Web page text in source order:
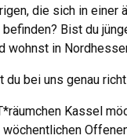
die sich in einer
Bist du
wohnst in
du bei uns genau
Kassel
wöchentlichen